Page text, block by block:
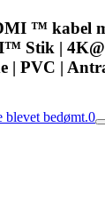
™ kabel
Stik |
| PVC |
blevet bedømt.0